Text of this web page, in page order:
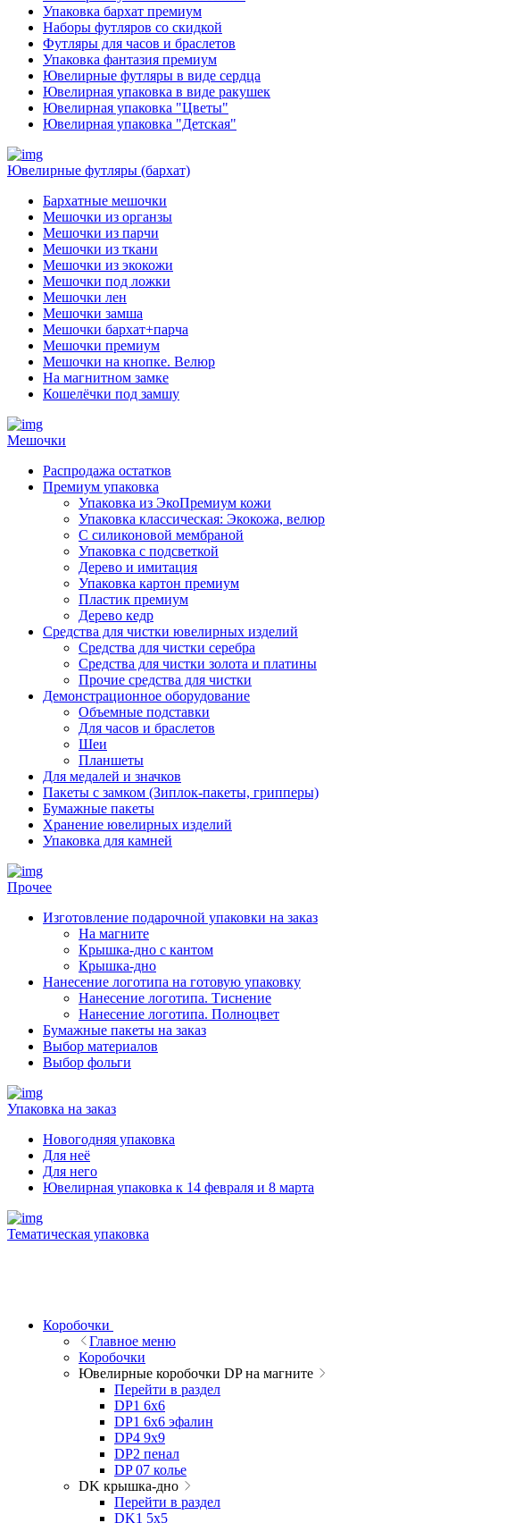
Упаковка бархат премиум
Наборы футляров со скидкой
Футляры для часов и браслетов
Упаковка фантазия премиум
Ювелирные футляры в виде сердца
Ювелирная упаковка в виде ракушек
Ювелирная упаковка "Цветы"
Ювелирная упаковка "Детская"
Ювелирные футляры (бархат)
Бархатные мешочки
Мешочки из органзы
Мешочки из парчи
Мешочки из ткани
Мешочки из экокожи
Мешочки под ложки
Мешочки лен
Мешочки замша
Мешочки бархат+парча
Мешочки премиум
Мешочки на кнопке. Велюр
На магнитном замке
Кошелёчки под замшу
Мешочки
Распродажа остатков
Премиум упаковка
Упаковка из ЭкоПремиум кожи
Упаковка классическая: Экокожа, велюр
С силиконовой мембраной
Упаковка с подсветкой
Дерево и имитация
Упаковка картон премиум
Пластик премиум
Дерево кедр
Средства для чистки ювелирных изделий
Средства для чистки серебра
Средства для чистки золота и платины
Прочие средства для чистки
Демонстрационное оборудование
Объемные подставки
Для часов и браслетов
Шеи
Планшеты
Для медалей и значков
Пакеты с замком (Зиплок-пакеты, грипперы)
Бумажные пакеты
Хранение ювелирных изделий
Упаковка для камней
Прочее
Изготовление подарочной упаковки на заказ
На магните
Крышка-дно с кантом
Крышка-дно
Нанесение логотипа на готовую упаковку
Нанесение логотипа. Тиснение
Нанесение логотипа. Полноцвет
Бумажные пакеты на заказ
Выбор материалов
Выбор фольги
Упаковка на заказ
Новогодняя упаковка
Для неё
Для него
Ювелирная упаковка к 14 февраля и 8 марта
Тематическая упаковка
Коробочки
Главное меню
Коробочки
Ювелирные коробочки DP на магните
Перейти в раздел
DP1 6x6
DP1 6x6 эфалин
DP4 9x9
DP2 пенал
DP 07 колье
DK крышка-дно
Перейти в раздел
DK1 5x5